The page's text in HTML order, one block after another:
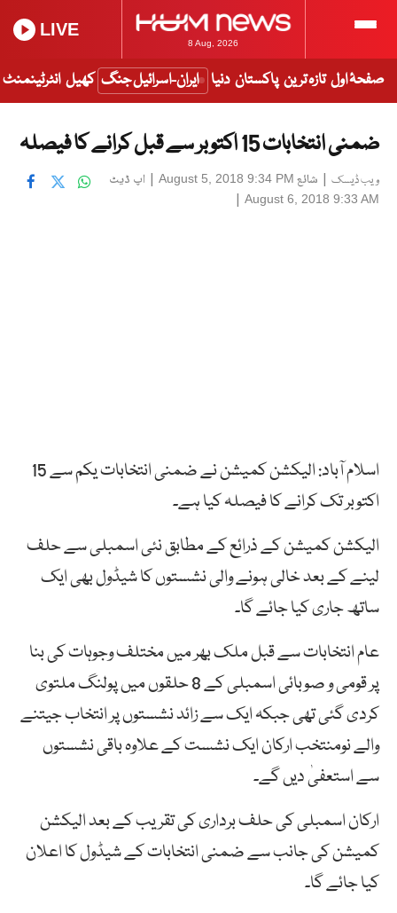
8 Aug, 2026
LIVE
صفحۂ اول تازہ ترین پاکستان دنیا ایران-اسرائیل جنگ کھیل انٹرٹینمنٹ
ضمنی انتخابات 15 اکتوبر سے قبل کرانے کا فیصلہ
ویب ڈیسک | شائع August 5, 2018 9:34 PM
| اپ ڈیٹ
August 6, 2018 9:33 AM
|
اسلام آباد: الیکشن کمیشن نے ضمنی انتخابات یکم سے 15
اکتوبر تک کرانے کا فیصلہ کیا ہے۔
الیکشن کمیشن کے ذرائع کے مطابق نئی اسمبلی سے حلف
لینے کے بعد خالی ہونے والی نشستوں کا شیڈول بھی ایک
ساتھ جاری کیا جائے گا۔
عام انتخابات سے قبل ملک بھر میں مختلف وجوہات کی بنا
پر قومی و صوبائی اسمبلی کے 8 حلقوں میں پولنگ ملتوی
کردی گئی تھی جبکہ ایک سے زائد نشستوں پر انتخاب جیتنے
والے نومنتخب ارکان ایک نشست کے علاوہ باقی نشستوں
سے استعفیٰ دیں گے۔
ارکان اسمبلی کی حلف برداری کی تقریب کے بعد الیکشن
کمیشن کی جانب سے ضمنی انتخابات کے شیڈول کا اعلان
کیا جائے گا۔